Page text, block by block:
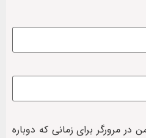
در مرورگر برای زمانی که دوباره